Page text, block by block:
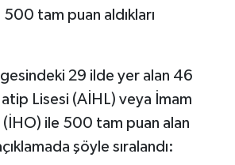
tam puan aldıkları
29 ilde yer alan 46
Lisesi (AİHL) veya İmam
ile 500 tam puan alan
şöyle sıralandı: